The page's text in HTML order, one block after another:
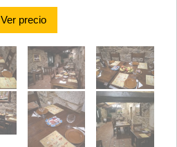
Ver precio